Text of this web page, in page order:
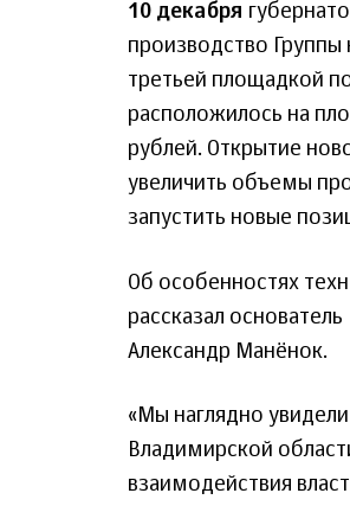
10 декабря
производство
третьей площадкой
расположилось на
рублей. Открытие
увеличить объемы
запустить новые
Об особенностях
рассказал
Александр Манёнок.
«Мы наглядно
Владимирской
взаимодействия